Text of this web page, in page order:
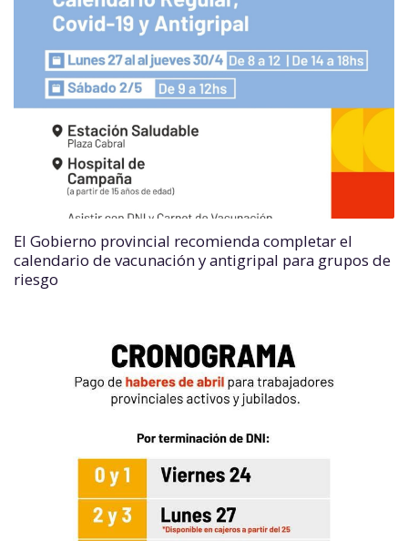
El Gobierno provincial recomienda completar el
calendario de vacunación y antigripal para grupos de
riesgo